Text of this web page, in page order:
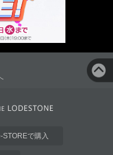
STOREで購入